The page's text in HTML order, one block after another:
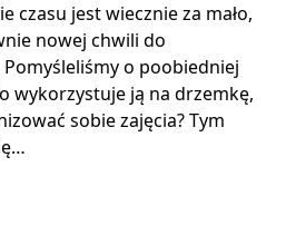
czasu jest wiecznie za mało,
nowej chwili do
o poobiedniej
wykorzystuje ją na drzemkę,
sobie zajęcia? Tym